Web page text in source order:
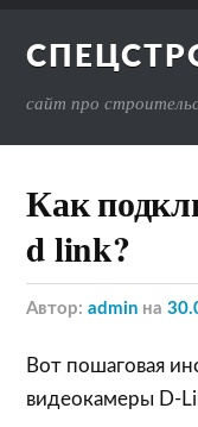
сайт про
Как
d link?
Автор:admin на
Вот пошаговая
видеокамеры D-